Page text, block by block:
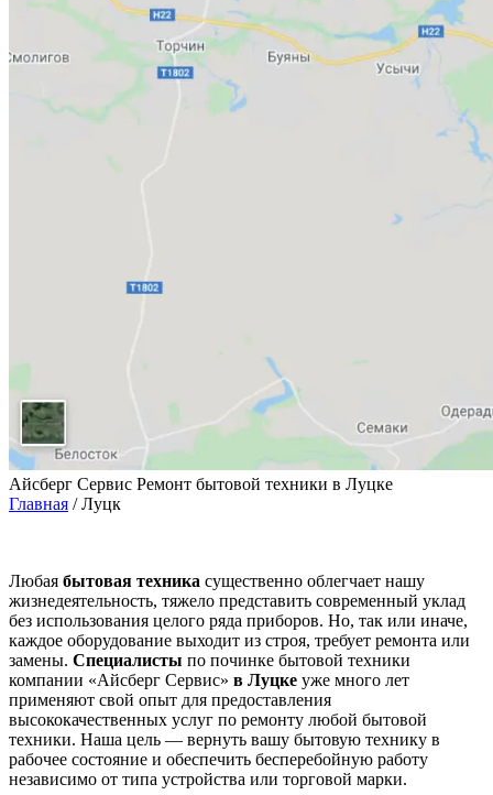
Айсберг Сервис Ремонт бытовой техники в Луцке
Главная /Луцк
Любая бытовая техника существенно облегчает нашу
жизнедеятельность, тяжело представить современный уклад
без использования целого ряда приборов. Но, так или иначе,
каждое оборудование выходит из строя, требует ремонта или
замены. Специалисты по починке бытовой техники
компании «Айсберг Сервис» в Луцке уже много лет
применяют свой опыт для предоставления
высококачественных услуг по ремонту любой бытовой
техники. Наша цель — вернуть вашу бытовую технику в
рабочее состояние и обеспечить бесперебойную работу
независимо от типа устройства или торговой марки.